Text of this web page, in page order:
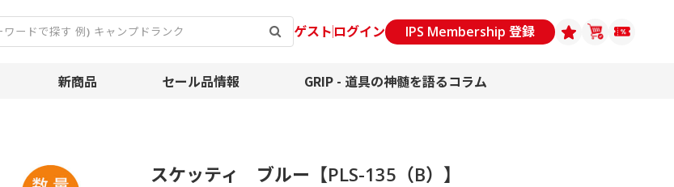
ゲスト ログイン IPS Membership 登録
新商品 セール品情報 GRIP - 道具の神髄を語るコラム
スケッティ ブルー【PLS-135（B）】